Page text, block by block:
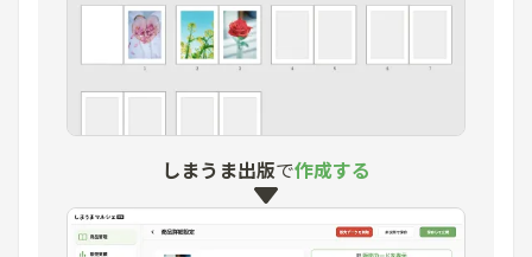
しまうま出版で作成する